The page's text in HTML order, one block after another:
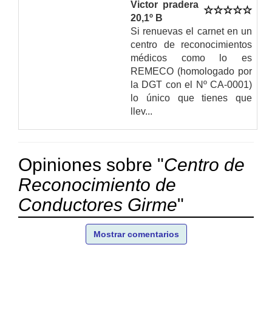
Victor pradera
20,1º B
Si renuevas el carnet en un
centro de reconocimientos
médicos como lo es
REMECO (homologado por
la DGT con el Nº CA-0001)
lo único que tienes que
llev...
Opiniones sobre "Centro de
Reconocimiento de
Conductores Girme"
Mostrar comentarios